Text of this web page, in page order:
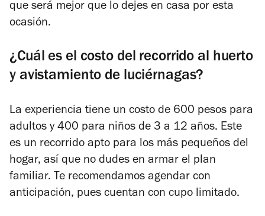
que será mejor que lo dejes en casa por esta
ocasión.
¿Cuál es el costo del recorrido al huerto
y avistamiento de luciérnagas?
La experiencia tiene un costo de 600 pesos para
adultos y 400 para niños de 3 a 12 años. Este
es un recorrido apto para los más pequeños del
hogar, así que no dudes en armar el plan
familiar. Te recomendamos agendar con
anticipación, pues cuentan con cupo limitado.